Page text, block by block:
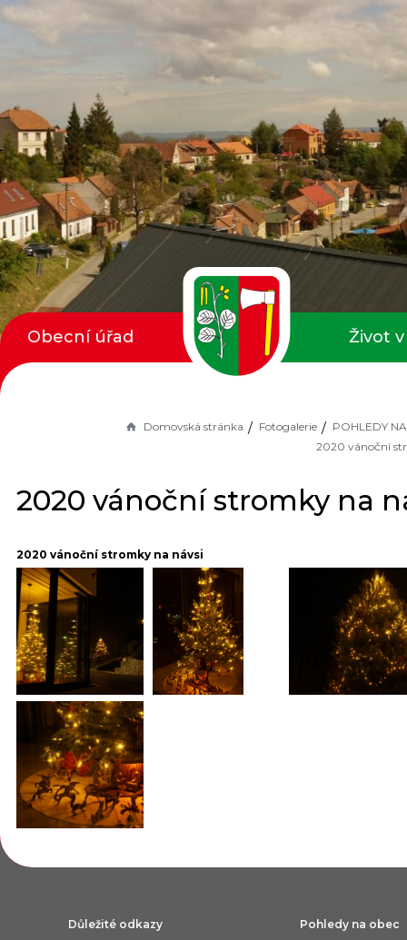
Domovská stránka Fotogalerie POHLEDY
2020 vánoční stromky na
2020 vánoční stromky na návsi
Obecní úřad Život
Důležité odkazy Pohledy na obec